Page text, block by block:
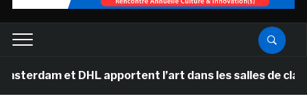
et DHL apportent l’art dans les salles de classe des